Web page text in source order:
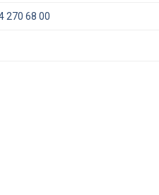
270 68 00